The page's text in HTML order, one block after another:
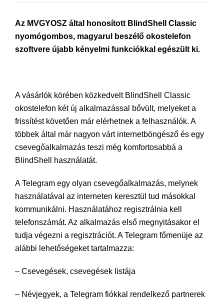
Az MVGYOSZ által honosított BlindShell Classic
nyomógombos, magyarul beszélő okostelefon
szoftvere újabb kényelmi funkciókkal egészült ki.
A vásárlók körében közkedvelt BlindShell Classic
okostelefon két új alkalmazással bővült, melyeket a
frissítést követően már elérhetnek a felhasználók. A
többek által már nagyon várt internetböngésző és egy
csevegőalkalmazás teszi még komfortosabbá a
BlindShell használatát.
A Telegram egy olyan csevegőalkalmazás, melynek
használatával az interneten keresztül tud másokkal
kommunikálni. Használatához regisztrálnia kell
telefonszámát. Az alkalmazás első megnyitásakor el
tudja végezni a regisztrációt. A Telegram főmenüje az
alábbi lehetőségeket tartalmazza:
– Csevegések, csevegések listája
– Névjegyek, a Telegram fiókkal rendelkező partnerek